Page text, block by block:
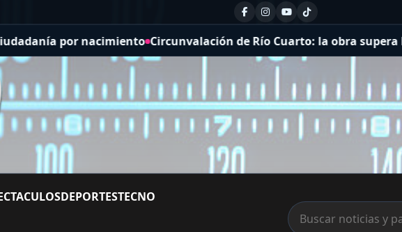
Circunvalación de Río Cuarto: la obra supera las previsiones de
DEPORTESTECNO